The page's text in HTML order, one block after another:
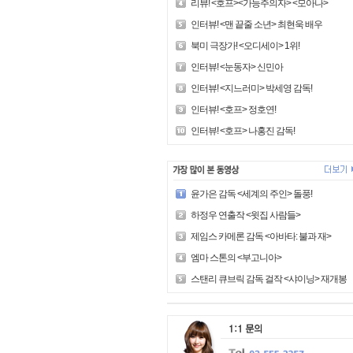
리뷰! <호프><가능주의자> <모아나>
인터뷰! <맨 끝줄 소년> 최현욱 배우
북미 극장가! <오디세이> 1위!
인터뷰! <눈동자> 신민아
인터뷰! <지느러미> 박세영 감독!
인터뷰! <호프> 정호연!
인터뷰! <호프> 나홍진 감독!
윤가은 감독 <세계의 주인> 돌풍!
하정우 연출작 <윗집 사람들>
제임스 카메론 감독 <아바타: 불과 재>
엠마 스톤의 <부고니아>
스탠리 큐브릭 감독 걸작 <샤이닝> 재개봉!